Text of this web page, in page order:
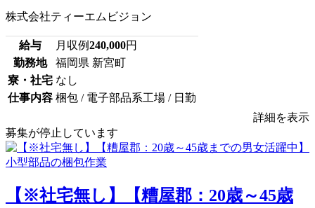
株式会社ティーエムビジョン
給与 月収例240,000円
勤務地
福岡県 新宮町
寮・社宅 なし
仕事内容 梱包 / 電子部品系工場 / 日勤
詳細を表示
募集が停止しています
【※社宅無し】【糟屋郡：20歳～45歳